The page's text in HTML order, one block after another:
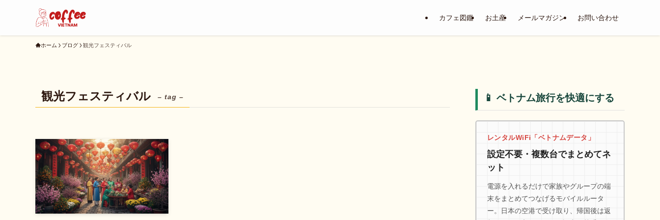
カフェ図鑑 お土産 メールマガジン お問い合わせ
ホーム ブログ 観光フェスティバル
観光フェスティバル – tag – 📱 ベトナム旅行を快適にする
レンタルWiFi「ベトナムデータ」
設定不要・複数台でまとめてネ
ット
電源を入れるだけで家族やグループの端
末をまとめてつなげるモバイルルータ
ー。日本の空港で受け取り、帰国後は返